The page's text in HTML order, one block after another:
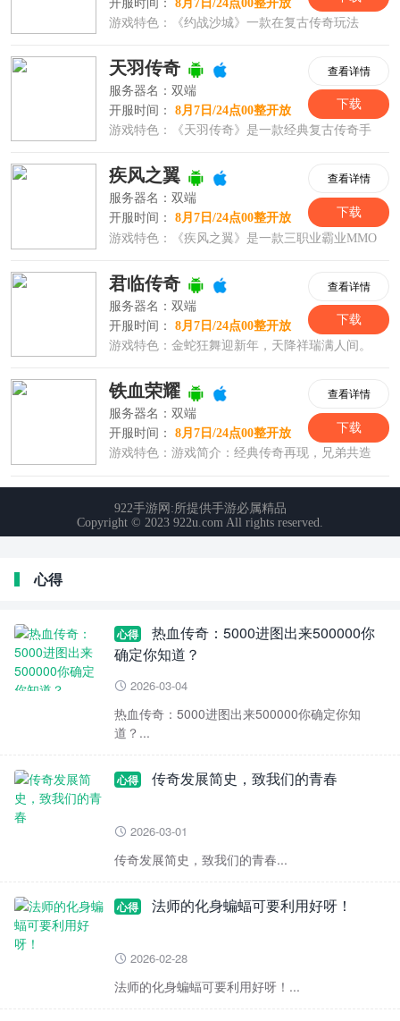
心得
心得
热血传奇：5000进图出来500000你
确定你知道？
 2026-03-04
热血传奇：5000进图出来500000你确定你知
道？...
心得 传奇发展简史，致我们的青春
 2026-03-01
传奇发展简史，致我们的青春...
心得 法师的化身蝙蝠可要利用好呀！
 2026-02-28
法师的化身蝙蝠可要利用好呀！...